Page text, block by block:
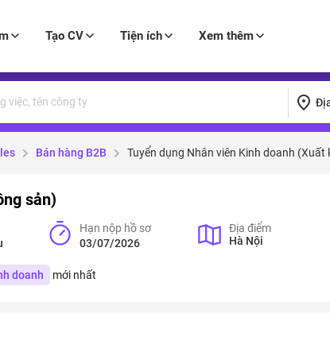
Tạo CV Tiện ích Xem thêm
Bán hàng B2B Tuyển dụng Nhân viên Kinh doanh (Xuất
sản)
Hạn nộp hồ sơ
03/07/2026
Địa điểm
Hà Nội
doanh mới nhất